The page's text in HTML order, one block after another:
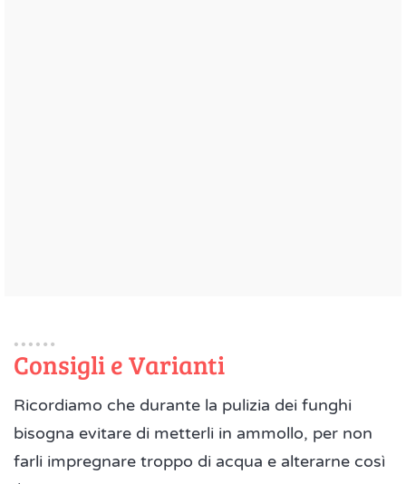
Consigli e Varianti
Ricordiamo che durante la pulizia dei funghi
bisogna evitare di metterli in ammollo, per non
farli impregnare troppo di acqua e alterarne così